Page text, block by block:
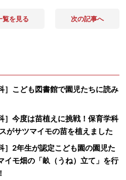
覧を見る 次の記事へ
］こども図書館で園児たちに読み
］今度は苗植えに挑戦！保育学科
がサツマイモの苗を植えました
］2年生が認定こども園の園児た
イモ畑の「畝（うね）立て」を行